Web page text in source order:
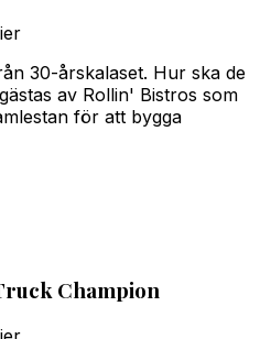
30-årskalaset. Hur ska de
av Rollin' Bistros som
för att bygga
Champion